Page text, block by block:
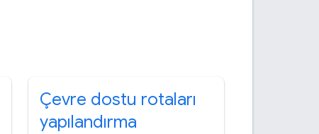
Çevre dostu rotaları
yapılandırma